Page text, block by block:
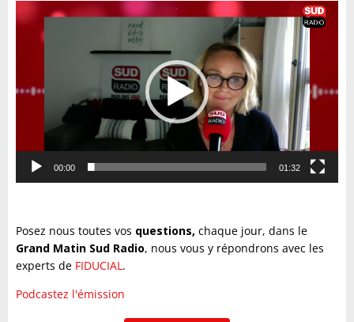
Lecteur
vidéo
00:00 01:32
Posez nous toutes vos questions, chaque jour, dans le
Grand Matin Sud Radio, nous vous y répondrons avec les
experts de FIDUCIAL .
Podcastez l'émission